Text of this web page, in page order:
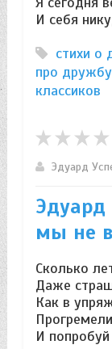
И себя
стихи о
про
классиков
Эдуард
Эдуард
мы не
Сколько
Даже
Как в
И